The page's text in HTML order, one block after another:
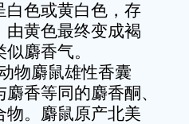
白色或黄白色，存
由黄色最终变成褐
麝香气。
物麝鼠雄性香囊
香等同的麝香酮、
物。麝鼠原产北美